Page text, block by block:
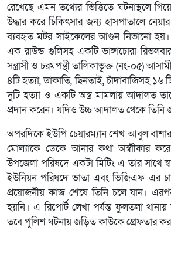
রেখেছে এমন তথ্যের ভিত্তিতে ঘটনাস্থলে
উদ্ধার করে চিকিৎসার জন্য হাসপাতালে
ব্যবহৃত মটর সাইকেলের আগুন নিভানো
এক রাউন্ড গুলিসহ একটি ভাঙ্গাচোরা
সন্ত্রাসী ও চরমপন্থী তালিকাভূক্ত (নং-০৫)
৪টি হত্যা, ডাকাতি, ছিনতাই, চাঁদাবাজিসহ ১৬
দুটি হত্যা ও একটি অস্ত্র মামলায় আদালত
প্রদান করেন। যদিও উচ্চ আদালত থেকে তিনি
অপরদিকে ইউপি চেয়ারম্যান শেখ আবুল
মোল্যাকে ডেকে আনার কথা অস্বাীকার
উপজেলা পরিষদে একটা মিটিং এ তার সাথে
ইউনিয়ন পরিষদে ভাতা এবং ভিজিএফ এর চাল
প্রয়োজনীয় কাজ শেষে তিনি চলে যান।
হয়নি। এ রিপোর্ট লেখা পর্যন্ত ফুলতলা থানায়
তবে পুলিশ ঘটনায় জড়িত কাউকে গ্রেফতার